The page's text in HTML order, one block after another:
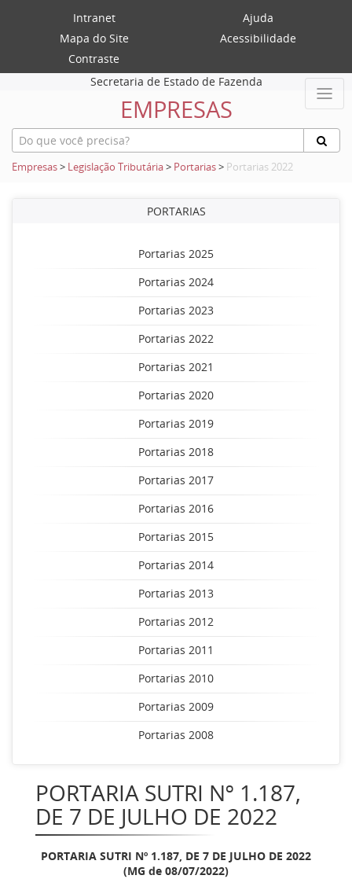
Intranet
Ajuda
Mapa do Site
Acessibilidade
Contraste
Secretaria de Estado de Fazenda
EMPRESAS
Empresas> Legislação Tributária> Portarias> Portarias 2022
PORTARIAS
Portarias 2025
Portarias 2024
Portarias 2023
Portarias 2022
Portarias 2021
Portarias 2020
Portarias 2019
Portarias 2018
Portarias 2017
Portarias 2016
Portarias 2015
Portarias 2014
Portarias 2013
Portarias 2012
Portarias 2011
Portarias 2010
Portarias 2009
Portarias 2008
PORTARIA SUTRI Nº 1.187,
DE 7 DE JULHO DE 2022
PORTARIA SUTRI Nº 1.187, DE 7 DE JULHO DE 2022
(MG de 08/07/2022)